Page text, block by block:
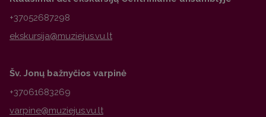
+37052687298
Šv. Jonų bažnyčios varpinė
+37061683269